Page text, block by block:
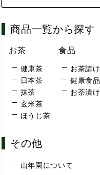
商品一覧から探す
お茶
健康茶
日本茶
抹茶
玄米茶
ほうじ茶
食品
お茶請け
健康食品
お茶漬け
その他
山年園について